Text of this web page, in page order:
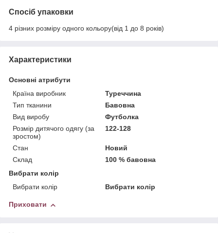
Спосіб упаковки
4 різних розміру одного кольору(від 1 до 8 років)
Характеристики
Основні атрибути
Країна виробник
Туреччина
Тип тканини
Бавовна
Вид виробу
Футболка
Розмір дитячого одягу (за
зростом)
122-128
Стан
Новий
Склад
100 % бавовна
Вибрати колір
Вибрати колір
Вибрати колір
Приховати